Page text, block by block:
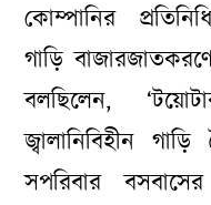
কোম্পানির
গাড়ি
বলছিলেন,
জ্বালানিবিহীন
সপরিবার